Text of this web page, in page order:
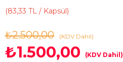
(83,33 TL / Kapsül)
₺2.500,00 (KDV Dahil)
₺1.500,00 (KDV Dahil)